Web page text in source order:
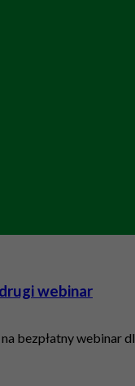
webinar
bezpłatny webinar